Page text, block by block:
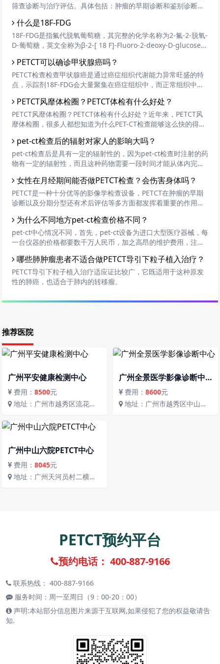
筛查诊断与治疗评估。具体包括：肿瘤的早期诊断和鉴别诊断，
等等。
什么是18F-FDG
18F-FDG是指氟代脱氧葡萄糖，其完整的化学名称为2-氟-2-脱氧-
D-葡萄糖，英文全称为β-2-[ 18 F]-Fluoro-2-deoxy-D-glucose，
PETCT可以确诊甲状腺癌吗？
PETCT检查检查甲状腺癌是通过癌症组织代谢能力异常旺盛的特
点，示踪剂18F-FDG会大量聚集在癌症组织中，而正常组织中则
瘤，摄取量则处于癌症组织和正常组织之间。
PETCT风靡体检圈？PETCT体检有什么好处？
PETCT风靡体检圈？PETCT体检有什么好处？近年来，PETCT风
靡体检圈，很多人都想知道为什么PET-CT检查能够这么快的得到
PETCT体检有什么好处呢？
pet-ct检查后的辐射对家人的影响大吗？
pet-ct检查后是具有一定的辐射性的，因为pet-ct检查时注射的药
物有一定的辐射性，而且这种药物需要一段时间才能从体内完全
女性在月经期间能否做PETCT检查？会伤害身体吗？
PETCT是一种十分优等的影像学检查设备，PETCT在肿瘤的早期
诊断以及分期分型还有术后评估等多方面都发挥着重要的作用，
防。PETCT检查是需要提前预约的，但是有些女性，预约时间刚
刚好事月经期间，我们都知道，女性月经期间身体是比较虚弱
的，那么，女性在月经期间能否做PETCT检查？会伤害身体吗？
为什么不同地方pet-ct检查价格不同？
pet-ct中心情况不同，首先，pet-ct设备为进口大型医疗器械，每
一台仪器的价格都要数千万人民币，加之高昂的维护费用，注定
一样，专家也不一样，中心硬件设施不一样。设备越先机，引进
的价格就越高；知名的专家的薪资等也是不小的支出。
哪些肺肿瘤患者不适合做PETCT导引下粒子植入治疗？
PETCT导引下粒子植入治疗适应证比较广，它既适用于这种原发
性的肺癌，也适合于肺内的转移瘤。
推荐医院
广州平安健康检测中心
费用： 8500元
广州全景医学影像诊断中
心费用： 8600元
广州中山六院PETCT中心
费用： 8045元
PETCT预约平台
预约电话： 400-887-9166
联系热线： 400-887-9166
服务时间：周一至周日（9：00-20：00）
声明:本站部分信息图片来源于互联网,如果侵犯了您的权益敬请告
知.